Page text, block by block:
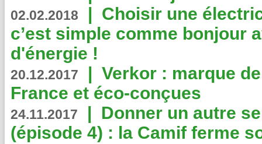
02.02.2018 | Choisir une
c’est simple comme bonjour
d'énergie !
20.12.2017 | Verkor : marque
France et éco-conçues
24.11.2017 | Donner un autre
(épisode 4) : la Camif ferme